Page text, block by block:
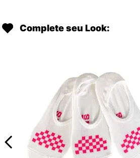
Complete seu Look: